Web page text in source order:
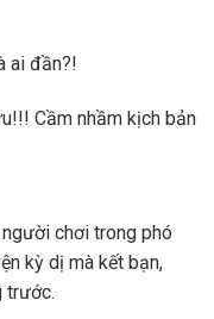
ai đần?!
Cầm nhầm kịch bản
chơi trong phó
kỳ dị mà kết bạn,
trước.